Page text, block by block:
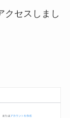
クセスしまし